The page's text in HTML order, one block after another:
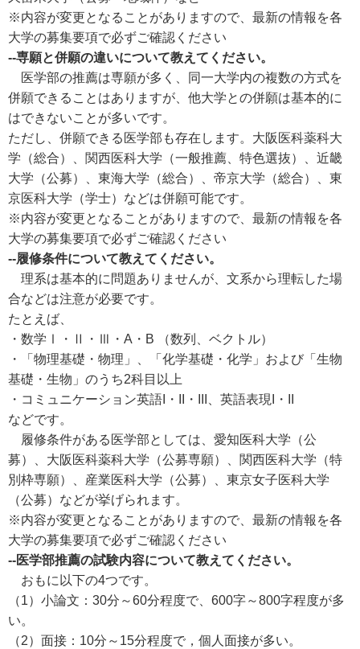
※内容が変更となることがありますので、最新の情報を各
大学の募集要項で必ずご確認ください
--専願と併願の違いについて教えてください。
医学部の推薦は専願が多く、同一大学内の複数の方式を
併願できることはありますが、他大学との併願は基本的に
はできないことが多いです。
ただし、併願できる医学部も存在します。大阪医科薬科大
学（総合）、関西医科大学（一般推薦、特色選抜）、近畿
大学（公募）、東海大学（総合）、帝京大学（総合）、東
京医科大学（学士）などは併願可能です。
※内容が変更となることがありますので、最新の情報を各
大学の募集要項で必ずご確認ください
--履修条件について教えてください。
理系は基本的に問題ありませんが、文系から理転した場
合などは注意が必要です。
たとえば、
・数学Ⅰ・Ⅱ・Ⅲ・A・B （数列、ベクトル）
・「物理基礎・物理」、「化学基礎・化学」および「生物
基礎・生物」のうち2科目以上
・コミュニケーション英語I・II・III、英語表現I・II
などです。
履修条件がある医学部としては、愛知医科大学（公
募）、大阪医科薬科大学（公募専願）、関西医科大学（特
別枠専願）、産業医科大学（公募）、東京女子医科大学
（公募）などが挙げられます。
※内容が変更となることがありますので、最新の情報を各
大学の募集要項で必ずご確認ください
--医学部推薦の試験内容について教えてください。
おもに以下の4つです。
（1）小論文：30分～60分程度で、600字～800字程度が多
い。
（2）面接：10分～15分程度で，個人面接が多い。